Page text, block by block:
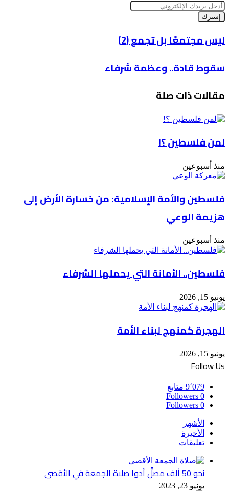
أدخل
بريدك
الإلكتروني
ليس
مجتمعًا
تجمع
(2)
ليس مجتمعًا بل تجمع (2)
سقوط
قادة..
شرفاء
سقوط قادة.. وعظمة شرفاء
مقالات ذات صلة
لمن فلسطين ؟!
منذ أسبوعين
فلسطين والأمة الإسلامية: من خسارة الأرض إلى
هزيمة الوعي
منذ أسبوعين
فلسطين.. الأمانة التي يحملها الشرفاء
يونيو 15, 2026
الهجرة كمنهج لبناء الأمة
يونيو 15, 2026
Follow Us
9٬079 متابع
0
Followers
0
Followers
الأشهر
الأخيرة
تعليقات
نحو 50 ألف مصلٍّ أدوا صلاة الجمعة في الأقصى
يونيو 23, 2023